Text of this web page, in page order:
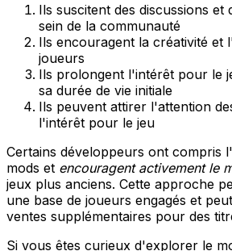
Ils suscitent des discussions et
sein de la communauté
Ils encouragent la créativité et
joueurs
Ils prolongent l'intérêt pour le
sa durée de vie initiale
Ils peuvent attirer l'attention
l'intérêt pour le jeu
Certains développeurs ont compris
mods et encouragent activement le
jeux plus anciens. Cette approche
une base de joueurs engagés et
ventes supplémentaires pour des
Si vous êtes curieux d'explorer le